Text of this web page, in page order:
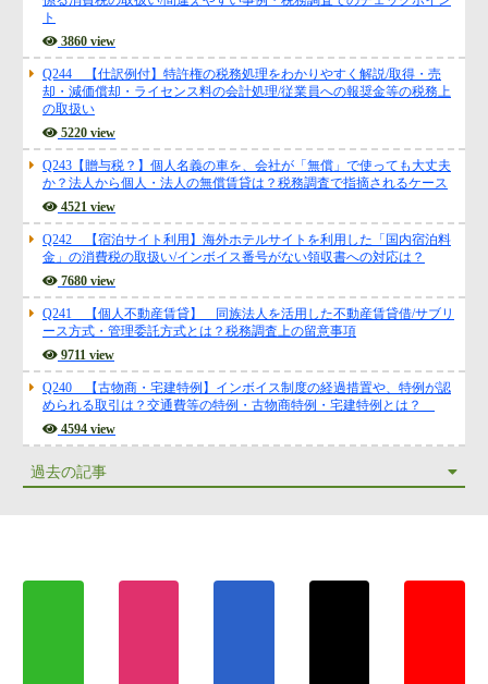
Q245 【三国間貿易】 日本を経由しない海外⇒海外への物品輸送に
係る消費税の取扱い/間違えやすい事例・税務調査でのチェックポイン
ト
3860 view
Q244 【仕訳例付】特許権の税務処理をわかりやすく解説/取得・売
却・減価償却・ライセンス料の会計処理/従業員への報奨金等の税務上
の取扱い
5220 view
Q243【贈与税？】個人名義の車を、会社が「無償」で使っても大丈夫
か？法人から個人・法人の無償賃貸は？税務調査で指摘されるケース
4521 view
Q242 【宿泊サイト利用】海外ホテルサイトを利用した「国内宿泊料
金」の消費税の取扱い/インボイス番号がない領収書への対応は？
7680 view
Q241 【個人不動産賃貸】 同族法人を活用した不動産賃貸借/サブリ
ース方式・管理委託方式とは？税務調査上の留意事項
9711 view
Q240 【古物商・宅建特例】インボイス制度の経過措置や、特例が認
められる取引は？交通費等の特例・古物商特例・宅建特例とは？
4594 view